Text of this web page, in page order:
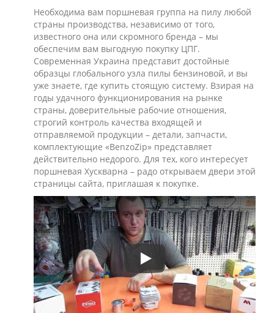
Необходима вам поршневая группа на пилу любой
страны производства, независимо от того,
известного она или скромного бренда – мы
обеспечим вам выгодную покупку ЦПГ.
Современная Украина представит достойные
образцы глобального узла пилы бензиновой, и вы
уже знаете, где купить стоящую систему. Взирая на
годы удачного функционирования на рынке
страны, доверительные рабочие отношения,
строгий контроль качества входящей и
отправляемой продукции – детали, запчасти,
комплектующие «BenzoZip» представляет
действительно недорого. Для тех, кого интересует
поршневая Хускварна – радо открываем двери этой
страницы сайта, приглашая к покупке.
Play